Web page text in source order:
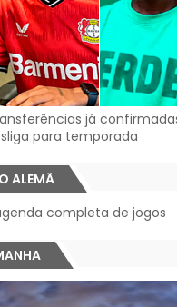
já
para temporada
ALEMÃ
completa de jogos